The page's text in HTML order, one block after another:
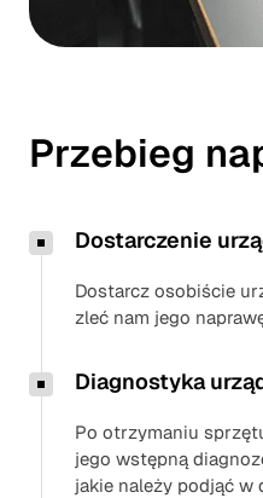
Przebieg
Dostarczenie
Dostarcz osobiście
zleć nam jego
Diagnostyka
Po otrzymaniu
jego wstępną
jakie należy podjąć w